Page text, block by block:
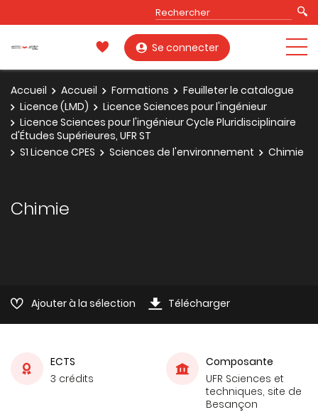
Se connecter
Accueil Accueil Formations
Feuilleter le catalogue
Licence (LMD)
Licence Sciences pour l'ingénieur
Licence Sciences pour l'ingénieur Cycle Pluridisciplinaire
d'Études Supérieures, UFR ST
S1 Licence CPES
Sciences de l'environnement Chimie
Chimie
Ajouter à la sélection Télécharger
ECTS
3 crédits
Composante
UFR Sciences et
techniques, site de
Besançon